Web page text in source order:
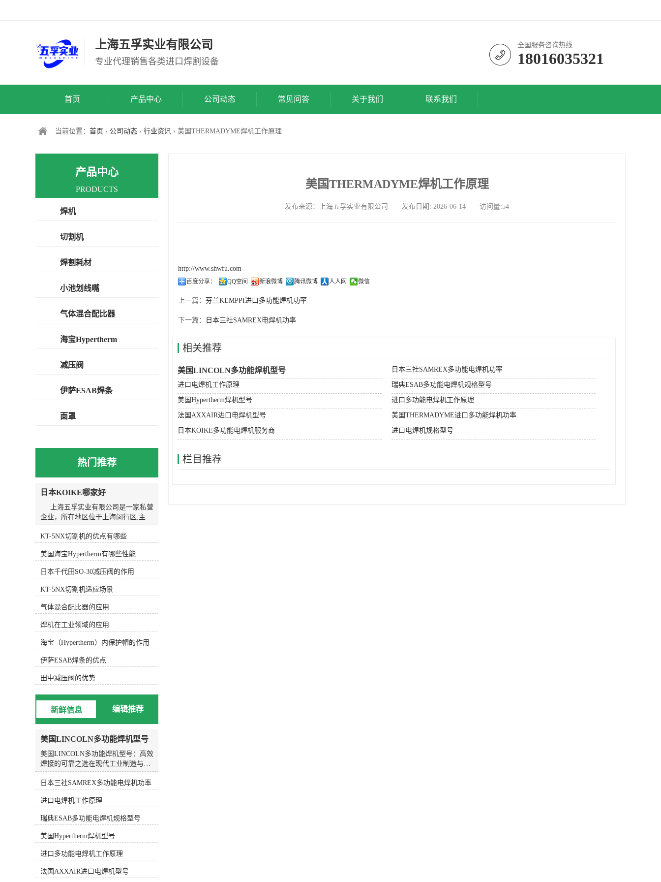
上海五孚实业有限公司
专业代理销售各类进口焊割设备
全国服务咨询热线:
18016035321
首页 产品中心 公司动态 常见问答 关于我们 联系我们
当前位置： 首页 › 公司动态 › 行业资讯 › 美国THERMADYME焊机工作原理
美国THERMADYME焊机工作原理
发布来源：上海五孚实业有限公司 发布日期: 2026-06-14 访问量:54
http://www.shwfu.com
百度分享： QQ空间 新浪微博 腾讯微博 人人网 微信
上一篇： 芬兰KEMPPI进口多功能焊机功率
下一篇： 日本三社SAMREX电焊机功率
相关推荐
美国LINCOLN多功能焊机型号 日本三社SAMREX多功能电焊机功率
进口电焊机工作原理 瑞典ESAB多功能电焊机规格型号
美国Hypertherm焊机型号 进口多功能电焊机工作原理
法国AXXAIR进口电焊机型号 美国THERMADYME进口多功能焊机功率
日本KOIKE多功能电焊机服务商 进口电焊机规格型号
栏目推荐
产品中心
PRODUCTS
焊机
切割机
焊割耗材
小池划线嘴
气体混合配比器
海宝Hypertherm
减压阀
伊萨ESAB焊条
面罩
热门推荐
日本KOIKE哪家好
上海五孚实业有限公司是一家私营
企业，所在地区位于上海闵行区,主营
产品或服务为焊割设备。我们以诚
信、实力和质量获得业界的高度认
服务*”的经营理念为广大客户提供*的
服务。欢迎各界朋友莅临上海五孚实
业有限公司参观、指导和业务洽谈。
KOIKE小池划线嘴的应用广泛。在
金属加工行业中，它常用于切割和划
线金属材料，如钢板、铝板、不锈钢
等。在焊接行业中，KOIKE小池划线
嘴可以用于焊接前的准备工作，如划
KOIKE小池划线嘴可以用于划线和切
割船体结构，提高造船工作的精度和
效率。 总的来说，KOIKE小池划
线嘴是一种由日本KOIKE公司生产的
切割设备配件，具有高精度的切割效
果、耐用性和稳定性。它广泛应用于
金属加工、焊接、造船等行业，用于
切割和划线工作。KOIKE小池划线嘴
的特点包括高精度的切割效果、耐用
性和稳定性，易于更换和调整。它的
应用范围涵盖金属加工、焊接、造船
等领域，能够提高工作效率和精度。
KT-5NX切割机的优点有哪些
美国海宝Hypertherm有哪些性能
日本千代田SO-30减压阀的作用
KT-5NX切割机适应场景
气体混合配比器的应用
焊机在工业领域的应用
海宝（Hypertherm）内保护帽的作用
伊萨ESAB焊条的优点
田中减压阀的优势
新鲜信息 编辑推荐
美国LINCOLN多功能焊机型号
美国LINCOLN多功能焊机型号：高效
焊接的可靠之选在现代工业制造与结
构施工领域，焊接质量直接关系到产
品的安全性与使用寿命。随着材料科
一功能的焊接设备已难以满足复杂工
况的需求。作为深耕进口焊割设备领
域多年的专业服务商，上海五孚实业
有限公司深刻理解行业痛点，始终致
力于将全球领先的焊接技术与设备引
入国内生产一线。在众多国际品牌
中，美国LINCOLN（林肯）电气的多
功能焊机凭借其卓越的稳定性、强大
日本三社SAMREX多功能电焊机功率
进口电焊机工作原理
瑞典ESAB多功能电焊机规格型号
美国Hypertherm焊机型号
进口多功能电焊机工作原理
法国AXXAIR进口电焊机型号